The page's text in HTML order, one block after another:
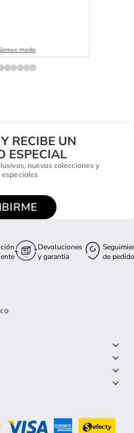
moda
RECIBE UN
ESPECIAL
nuevas colecciones y
Devoluciones
y garantía
de pedido